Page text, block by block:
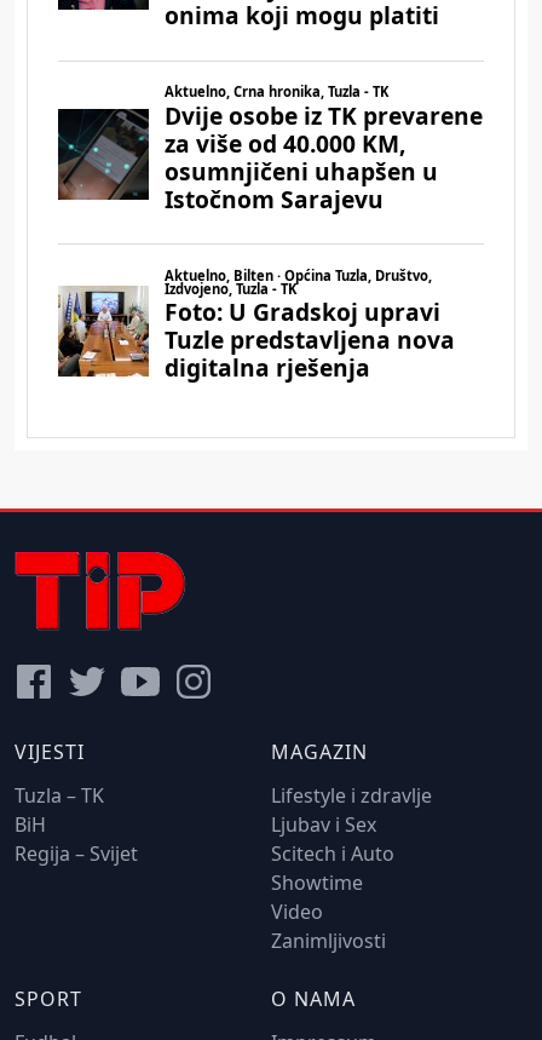
VIJESTI
Tuzla – TK
BiH
Regija – Svijet
MAGAZIN
Lifestyle i zdravlje
Ljubav i Sex
Scitech i Auto
Showtime
Video
Zanimljivosti
SPORT
O NAMA